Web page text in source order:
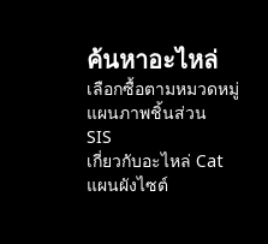
ค้นหาอะไหล่
เลือกซื้อตามหมวดหมู่
แผนภาพชิ้นส่วน
SIS
เกี่ยวกับอะไหล่ Cat
แผนผังไซต์